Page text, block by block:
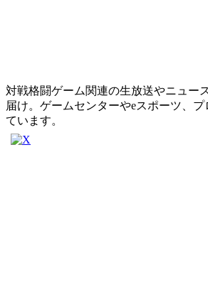
対戦格闘ゲーム関連の生放送やニュー
届け。ゲームセンターやeスポーツ、
ています。